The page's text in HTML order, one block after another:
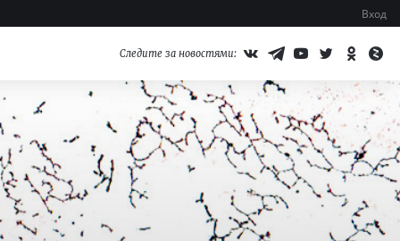
Вход
Следите за новостями: